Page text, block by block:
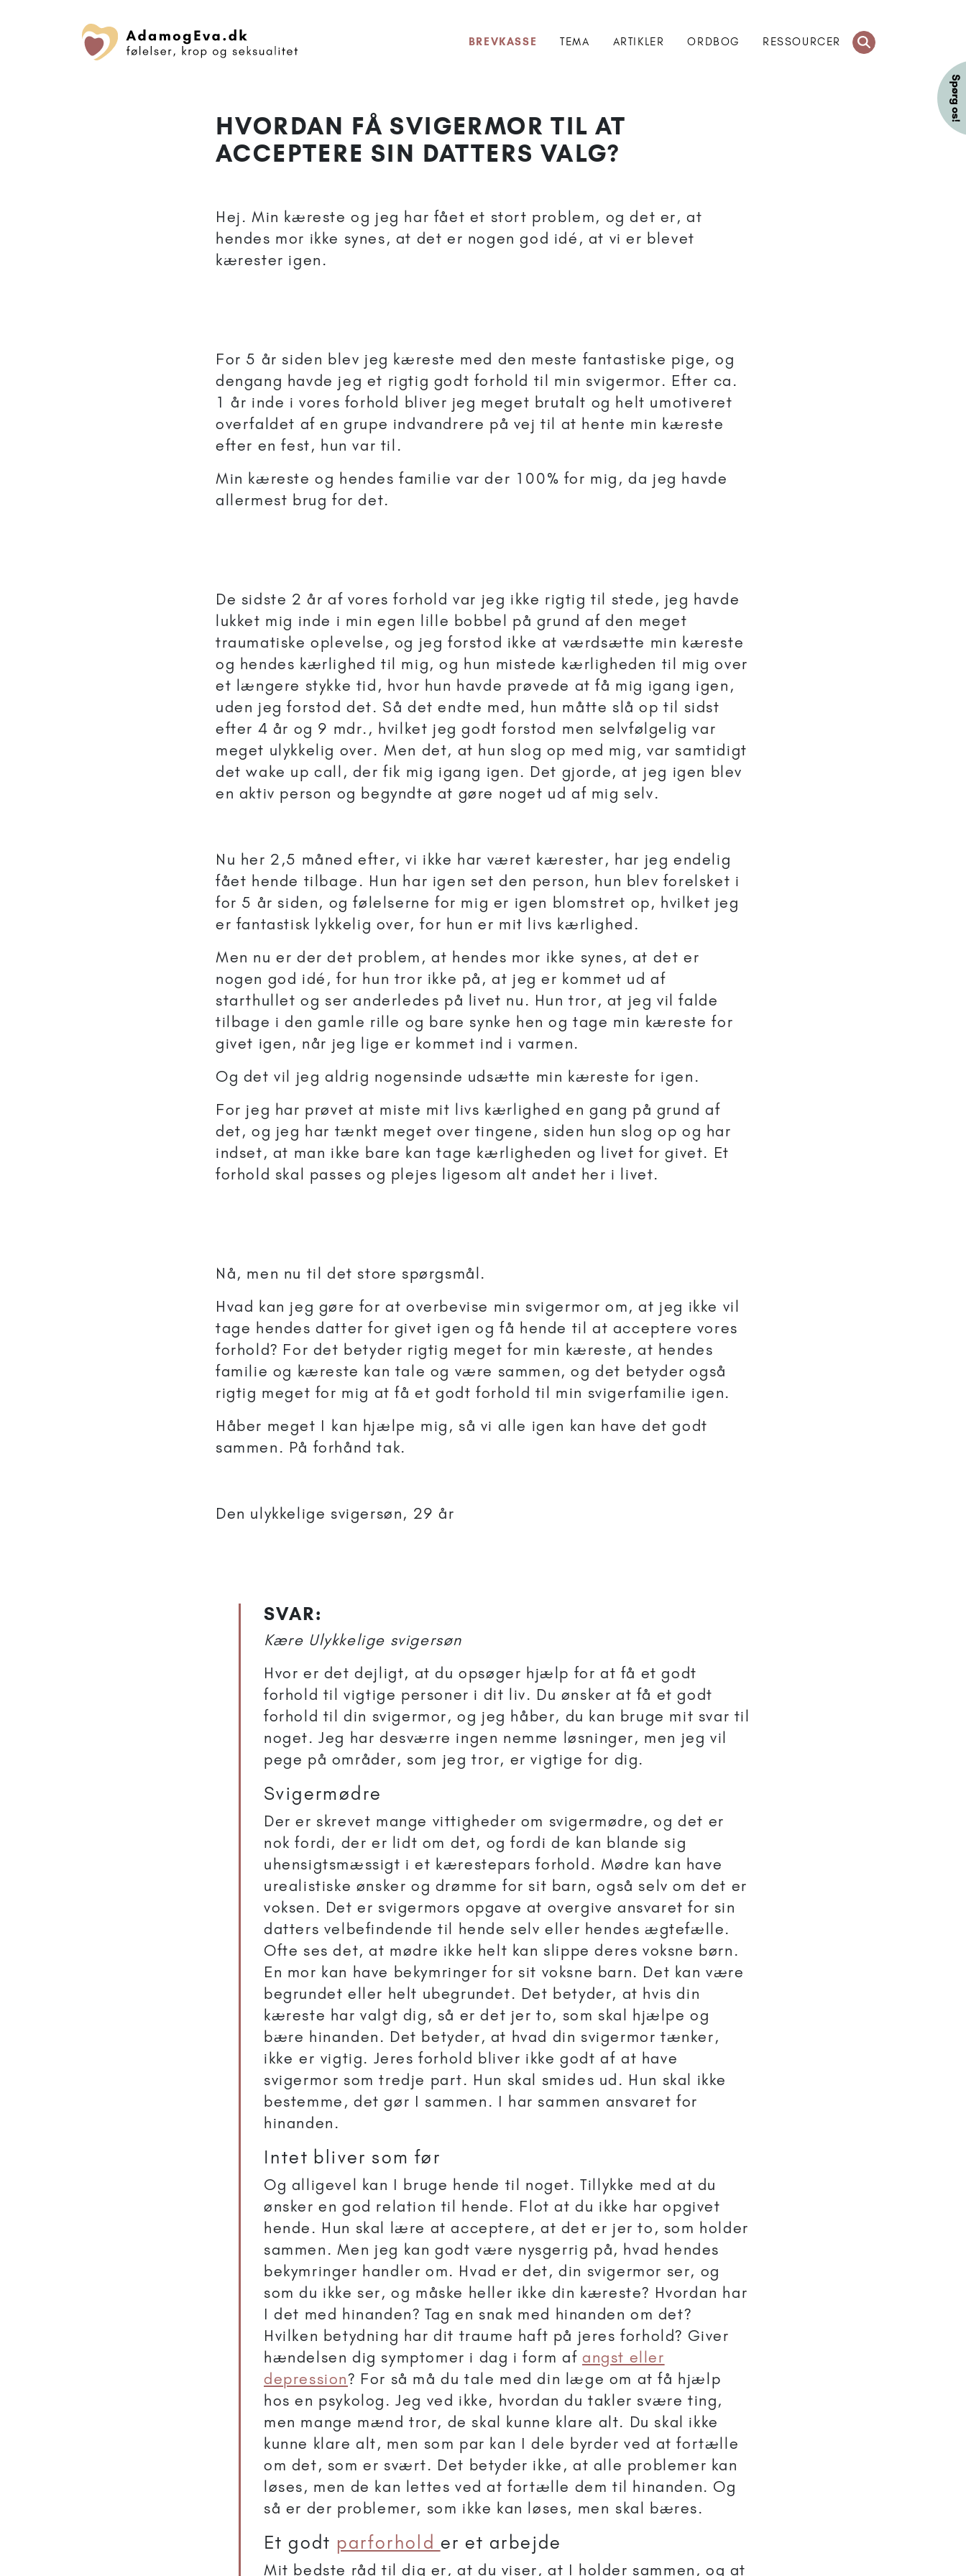
BREVKASSE TEMA ARTIKLER ORDBOG RESSOURCER
HVORDAN FÅ SVIGERMOR TIL AT
ACCEPTERE SIN DATTERS VALG?
Hej. Min kæreste og jeg har fået et stort problem, og det er, at
hendes mor ikke synes, at det er nogen god idé, at vi er blevet
kærester igen.
For 5 år siden blev jeg kæreste med den meste fantastiske pige, og
dengang havde jeg et rigtig godt forhold til min svigermor. Efter ca.
1 år inde i vores forhold bliver jeg meget brutalt og helt umotiveret
overfaldet af en grupe indvandrere på vej til at hente min kæreste
efter en fest, hun var til.
Min kæreste og hendes familie var der 100% for mig, da jeg havde
allermest brug for det.
De sidste 2 år af vores forhold var jeg ikke rigtig til stede, jeg havde
lukket mig inde i min egen lille bobbel på grund af den meget
traumatiske oplevelse, og jeg forstod ikke at værdsætte min kæreste
og hendes kærlighed til mig, og hun mistede kærligheden til mig over
et længere stykke tid, hvor hun havde prøvede at få mig igang igen,
uden jeg forstod det. Så det endte med, hun måtte slå op til sidst
efter 4 år og 9 mdr., hvilket jeg godt forstod men selvfølgelig var
meget ulykkelig over. Men det, at hun slog op med mig, var samtidigt
det wake up call, der fik mig igang igen. Det gjorde, at jeg igen blev
en aktiv person og begyndte at gøre noget ud af mig selv.
Nu her 2,5 måned efter, vi ikke har været kærester, har jeg endelig
fået hende tilbage. Hun har igen set den person, hun blev forelsket i
for 5 år siden, og følelserne for mig er igen blomstret op, hvilket jeg
er fantastisk lykkelig over, for hun er mit livs kærlighed.
Men nu er der det problem, at hendes mor ikke synes, at det er
nogen god idé, for hun tror ikke på, at jeg er kommet ud af
starthullet og ser anderledes på livet nu. Hun tror, at jeg vil falde
tilbage i den gamle rille og bare synke hen og tage min kæreste for
givet igen, når jeg lige er kommet ind i varmen.
Og det vil jeg aldrig nogensinde udsætte min kæreste for igen.
For jeg har prøvet at miste mit livs kærlighed en gang på grund af
det, og jeg har tænkt meget over tingene, siden hun slog op og har
indset, at man ikke bare kan tage kærligheden og livet for givet. Et
forhold skal passes og plejes ligesom alt andet her i livet.
Nå, men nu til det store spørgsmål.
Hvad kan jeg gøre for at overbevise min svigermor om, at jeg ikke vil
tage hendes datter for givet igen og få hende til at acceptere vores
forhold? For det betyder rigtig meget for min kæreste, at hendes
familie og kæreste kan tale og være sammen, og det betyder også
rigtig meget for mig at få et godt forhold til min svigerfamilie igen.
Håber meget I kan hjælpe mig, så vi alle igen kan have det godt
sammen. På forhånd tak.
Den ulykkelige svigersøn, 29 år
SVAR:
Kære Ulykkelige svigersøn
Hvor er det dejligt, at du opsøger hjælp for at få et godt
forhold til vigtige personer i dit liv. Du ønsker at få et godt
forhold til din svigermor, og jeg håber, du kan bruge mit svar til
noget. Jeg har desværre ingen nemme løsninger, men jeg vil
pege på områder, som jeg tror, er vigtige for dig.
Svigermødre
Der er skrevet mange vittigheder om svigermødre, og det er
nok fordi, der er lidt om det, og fordi de kan blande sig
uhensigtsmæssigt i et kærestepars forhold. Mødre kan have
urealistiske ønsker og drømme for sit barn, også selv om det er
voksen. Det er svigermors opgave at overgive ansvaret for sin
datters velbefindende til hende selv eller hendes ægtefælle.
Ofte ses det, at mødre ikke helt kan slippe deres voksne børn.
En mor kan have bekymringer for sit voksne barn. Det kan være
begrundet eller helt ubegrundet. Det betyder, at hvis din
kæreste har valgt dig, så er det jer to, som skal hjælpe og
bære hinanden. Det betyder, at hvad din svigermor tænker,
ikke er vigtig. Jeres forhold bliver ikke godt af at have
svigermor som tredje part. Hun skal smides ud. Hun skal ikke
bestemme, det gør I sammen. I har sammen ansvaret for
hinanden.
Intet bliver som før
Og alligevel kan I bruge hende til noget. Tillykke med at du
ønsker en god relation til hende. Flot at du ikke har opgivet
hende. Hun skal lære at acceptere, at det er jer to, som holder
sammen. Men jeg kan godt være nysgerrig på, hvad hendes
bekymringer handler om. Hvad er det, din svigermor ser, og
som du ikke ser, og måske heller ikke din kæreste? Hvordan har
I det med hinanden? Tag en snak med hinanden om det?
Hvilken betydning har dit traume haft på jeres forhold? Giver
hændelsen dig symptomer i dag i form afangst eller
depression? For så må du tale med din læge om at få hjælp
hos en psykolog. Jeg ved ikke, hvordan du takler svære ting,
men mange mænd tror, de skal kunne klare alt. Du skal ikke
kunne klare alt, men som par kan I dele byrder ved at fortælle
om det, som er svært. Det betyder ikke, at alle problemer kan
løses, men de kan lettes ved at fortælle dem til hinanden. Og
så er der problemer, som ikke kan løses, men skal bæres.
Et godt parforhold er et arbejde
Mit bedste råd til dig er, at du viser, at I holder sammen, og at